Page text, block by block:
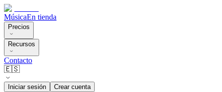
MúsicaEn tienda
Precios
Recursos
Contacto
🇪🇸
Iniciar sesión Crear cuenta